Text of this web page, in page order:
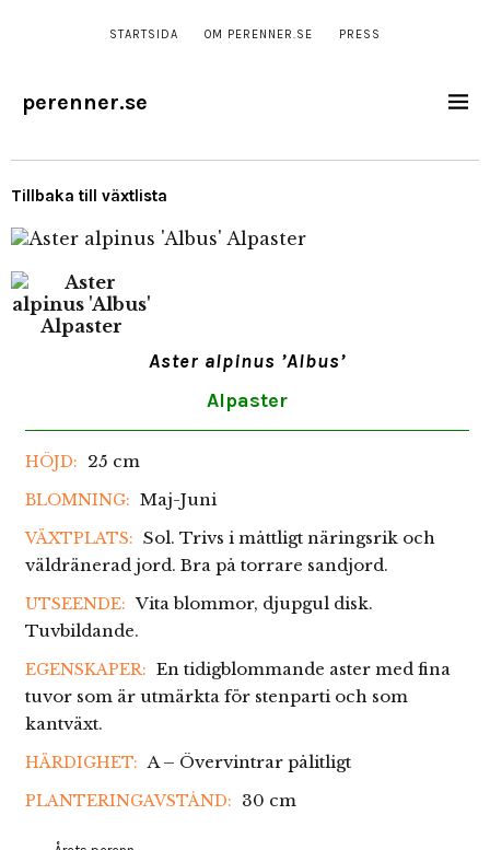
STARTSIDA OM PERENNER.SE PRESS
perenner.se
Tillbaka till växtlista
Aster alpinus ’Albus’
Alpaster
HÖJD: 25 cm
BLOMNING: Maj-Juni
VÄXTPLATS: Sol. Trivs i måttligt näringsrik och
väldränerad jord. Bra på torrare sandjord.
UTSEENDE: Vita blommor, djupgul disk.
Tuvbildande.
EGENSKAPER: En tidigblommande aster med fina
tuvor som är utmärkta för stenparti och som
kantväxt.
HÄRDIGHET: A – Övervintrar pålitligt
PLANTERINGAVSTÅND: 30 cm